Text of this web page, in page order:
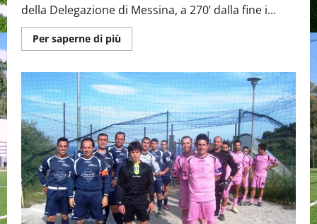
della Delegazione di Messina, a 270’ dalla fine i...
Per saperne di piùMaggiori
informazioni
Cat./B
–
Volatona
finale
con
la
Fiamma
Antillo
in
“pole
position”
con
bagarre
“play-
off”